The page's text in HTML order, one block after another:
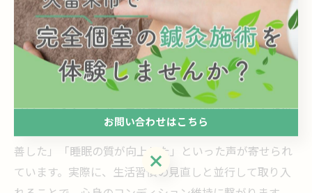
鍼灸とハーブテントの併用がもたらす体調変化
鍼灸とハーブテントを継続的に併用することで、体調に
様々な良い変化が現れます。理由は、身体の内外からア
プローチすることで、自然治癒力や免疫力が高まるため
です。例えば、「疲れにくくなった」「手足の冷えが改
善した」「睡眠の質が向上した」といった声が寄せられ
ています。実際に、生活習慣の見直しと並行して取り入
お問い合わせはこちら
お問い合わせはこちら